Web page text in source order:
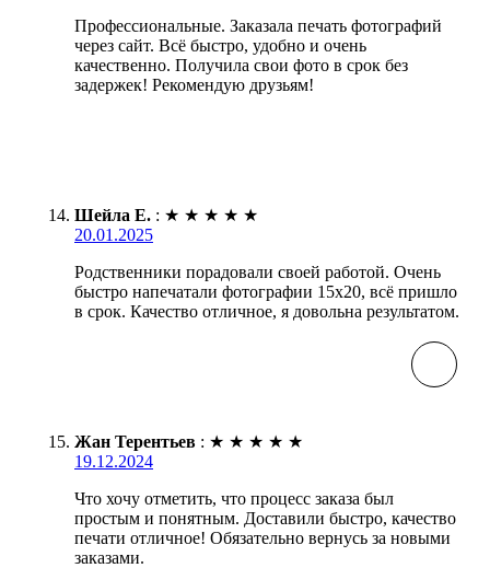
Профессиональные. Заказала печать фотографий
через сайт. Всё быстро, удобно и очень
качественно. Получила свои фото в срок без
задержек! Рекомендую друзьям!
Шейла Е. : ★ ★ ★ ★ ★
20.01.2025
Родственники порадовали своей работой. Очень
быстро напечатали фотографии 15х20, всё пришло
в срок. Качество отличное, я довольна результатом.
Жан Терентьев : ★ ★ ★ ★ ★
19.12.2024
Что хочу отметить, что процесс заказа был
простым и понятным. Доставили быстро, качество
печати отличное! Обязательно вернусь за новыми
заказами.